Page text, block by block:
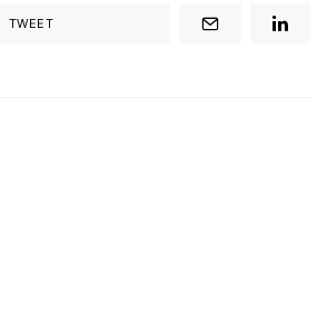
TWEET